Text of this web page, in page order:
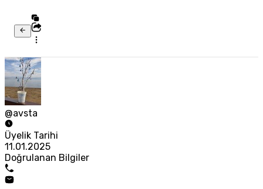
@avsta
Üyelik Tarihi
11.01.2025
Doğrulanan Bilgiler